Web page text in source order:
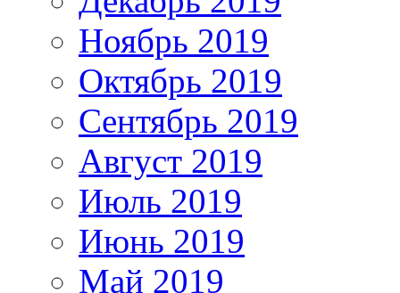
Ноябрь 2019
Октябрь 2019
Сентябрь 2019
Август 2019
Июль 2019
Июнь 2019
Май 2019